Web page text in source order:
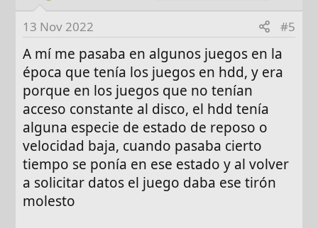
o
n
s
:
13 Nov 2022 #5
A mí me pasaba en algunos juegos en la
época que tenía los juegos en hdd, y era
porque en los juegos que no tenían
acceso constante al disco, el hdd tenía
alguna especie de estado de reposo o
velocidad baja, cuando pasaba cierto
tiempo se ponía en ese estado y al volver
a solicitar datos el juego daba ese tirón
molesto